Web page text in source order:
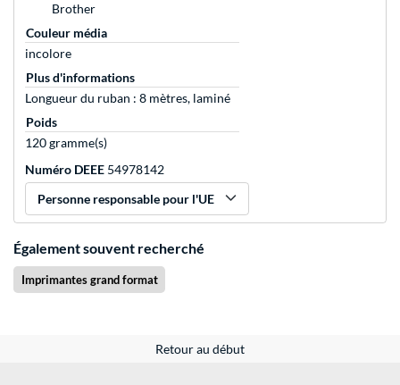
Brother
Couleur média
incolore
Plus d'informations
Longueur du ruban : 8 mètres, laminé
Poids
120 gramme(s)
Numéro DEEE 54978142
Personne responsable pour l'UE
Également souvent recherché
Imprimantes grand format
Retour au début